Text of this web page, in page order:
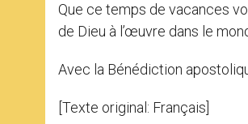
Que ce temps de vacances
de Dieu à l’œuvre dans le
Avec la Bénédiction
[Texte original: Français]